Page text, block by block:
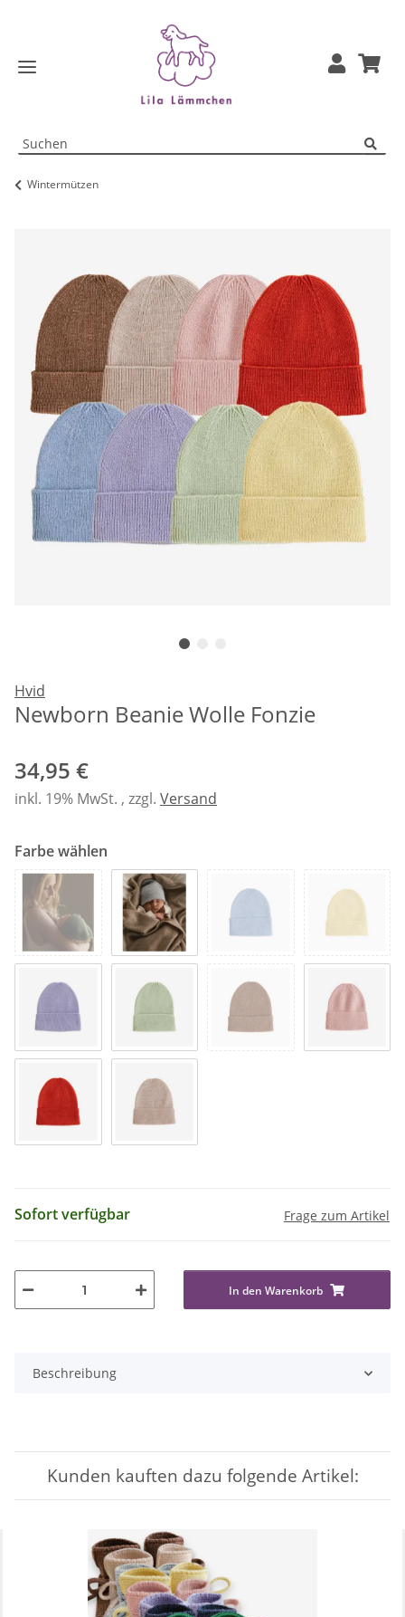
Wintermützen
Hvid
Newborn Beanie Wolle Fonzie
34,95 €
inkl. 19% MwSt. , zzgl. Versand
Farbe wählen
Sofort verfügbar Frage zum Artikel
In den Warenkorb
Beschreibung
Kunden kauften dazu folgende Artikel: